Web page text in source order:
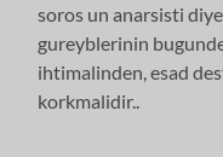
soros un anarsisti
gureyblerinin
ihtimalinden, esad
korkmalidir..